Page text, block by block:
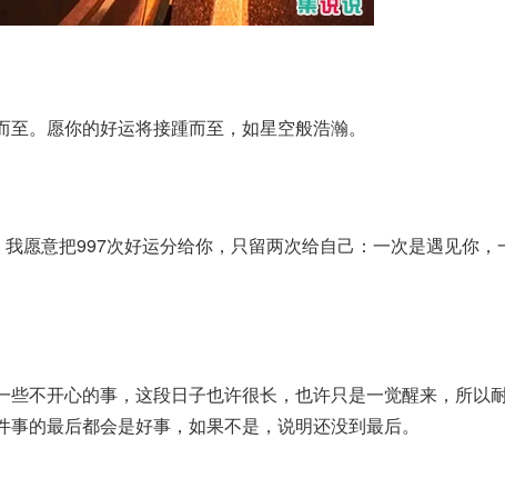
。愿你的好运将接踵而至，如星空般浩瀚。
愿意把997次好运分给你，只留两次给自己：一次是遇见你，
些不开心的事，这段日子也许很长，也许只是一觉醒来，所以
的最后都会是好事，如果不是，说明还没到最后。